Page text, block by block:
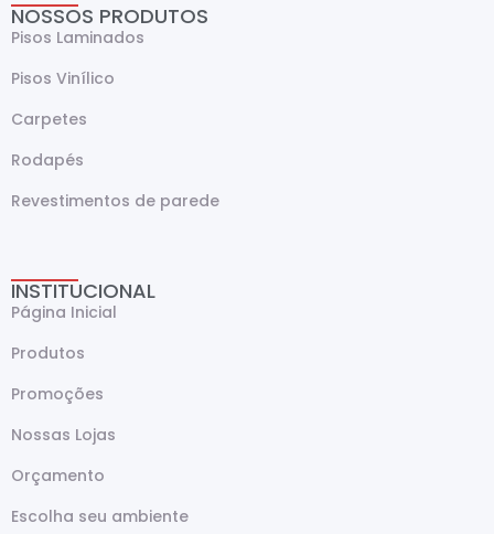
NOSSOS PRODUTOS
Pisos Laminados
Pisos Vinílico
Carpetes
Rodapés
Revestimentos de parede
INSTITUCIONAL
Página Inicial
Produtos
Promoções
Nossas Lojas
Orçamento
Escolha seu ambiente